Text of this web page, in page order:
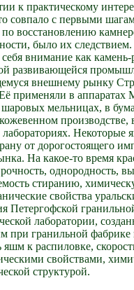
к практическому
совпало с первыми
восстановлению
было их следствием.
себя внимание как
развивающейся
внешнему рынку
применяли в аппаратах
мельницах, в
производстве,
Некоторые
от дорогостоящего
На какое-то время
однородность,
стиранию,
свойства
Петергофской
лаборатории,
при гранильной фабрике
яшм к распиловке,
свойствами,
структурой.